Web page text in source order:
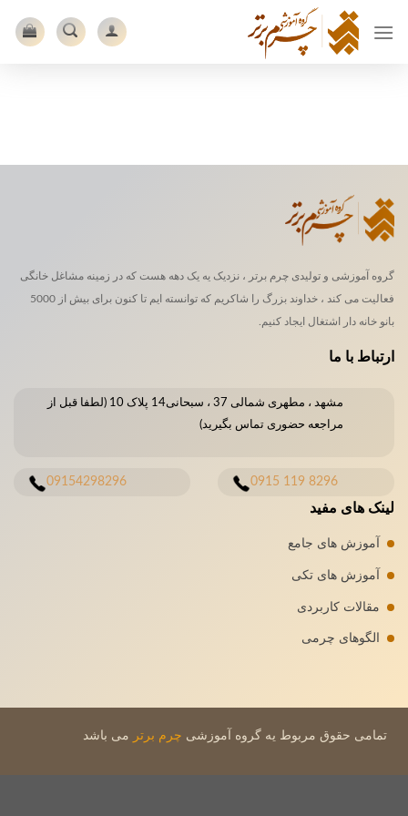
گروه آموزشی و تولیدی چرم برتر ، نزدیک یه یک دهه هست که در زمینه مشاغل خانگی
فعالیت می کند ، خداوند بزرگ را شاکریم که توانسته ایم تا کنون برای بیش از 5000
بانو خانه دار اشتغال ایجاد کنیم.
ارتباط با ما
مشهد ، مطهری شمالی 37 ، سبحانی14 پلاک 10 (لطفا قبل از
مراجعه حضوری تماس بگیرید)
8296 119 0915
09154298296
لینک های مفید
آموزش های جامع
آموزش های تکی
مقالات کاربردی
الگوهای چرمی
تمامی حقوق مربوط یه گروه آموزشی چرم برتر می باشد